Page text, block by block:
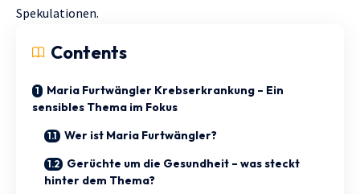
Spekulationen.
Contents
Maria Furtwängler Krebserkrankung – Ein
sensibles Thema im Fokus
Wer ist Maria Furtwängler?
Gerüchte um die Gesundheit – was steckt
hinter dem Thema?